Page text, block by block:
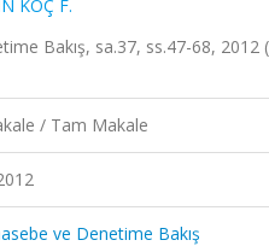
KOÇ F.
Bakış, sa.37, ss.47-68, 2012
/ Tam Makale
ve Denetime Bakış